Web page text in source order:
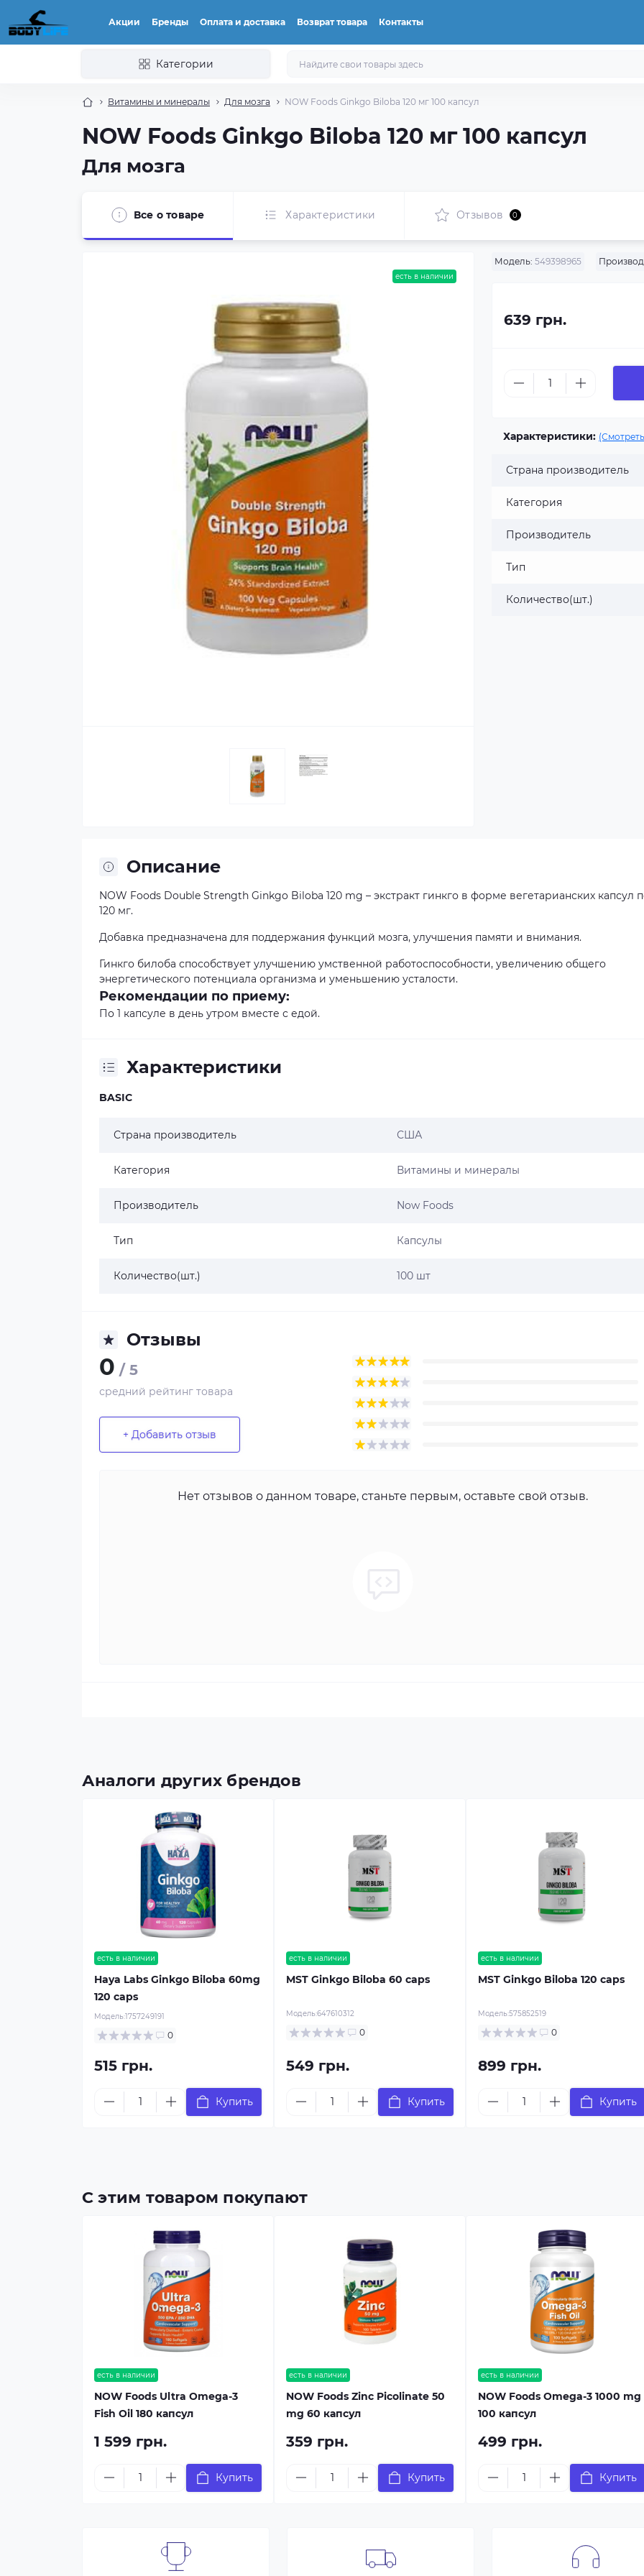
Акции Бренды Оплата и доставка Возврат товара Контакты
Категории
Витамины и минералы Для мозга NOW Foods Ginkgo Biloba 120 мг 100 капсул
NOW Foods Ginkgo Biloba 120 мг 100 капсул
Для мозга
Все о товаре Характеристики Отзывов 0
есть в наличии
Модель: 549398965
639 грн.
Характеристики:
Страна производитель
Категория
Производитель
Тип
Количество(шт.)
Описание
NOW Foods Double Strength Ginkgo Biloba 120 mg – экстракт гинкго в форме вегетарианских капсул
120 мг.
Добавка предназначена для поддержания функций мозга, улучшения памяти и внимания.
Гинкго билоба способствует улучшению умственной работоспособности, увеличению общего
энергетического потенциала организма и уменьшению усталости.
Рекомендации по приему:
По 1 капсуле в день утром вместе с едой.
Характеристики
BASIC
Страна производитель США
Категория Витамины и минералы
Производитель Now Foods
Тип Капсулы
Количество(шт.) 100 шт
Отзывы
0 / 5
средний рейтинг товара
+ Добавить отзыв
Нет отзывов о данном товаре, станьте первым, оставьте свой отзыв.
Аналоги других брендов
есть в наличии
Haya Labs Ginkgo Biloba 60mg
120 caps
Модель:1757249191
0
515 грн.
Купить
есть в наличии
MST Ginkgo Biloba 60 caps
Модель:647610312
0
549 грн.
Купить
есть в наличии
MST Ginkgo Biloba 120 caps
Модель:575852519
0
899 грн.
Купить
С этим товаром покупают
есть в наличии
NOW Foods Ultra Omega-3
Fish Oil 180 капсул
1 599 грн.
Купить
есть в наличии
NOW Foods Zinc Picolinate 50
mg 60 капсул
359 грн.
Купить
есть в наличии
NOW Foods Omega-3 1000 mg
100 капсул
499 грн.
Купить